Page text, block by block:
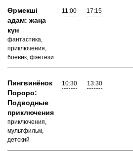
Өрмекші
адам: жаңа
күн
фантастика,
приключения,
боевик, фэнтези
11:00 17:15
Пингвинёнок
Пороро:
Подводные
приключения
приключения,
мультфильм,
детский
10:30 13:30